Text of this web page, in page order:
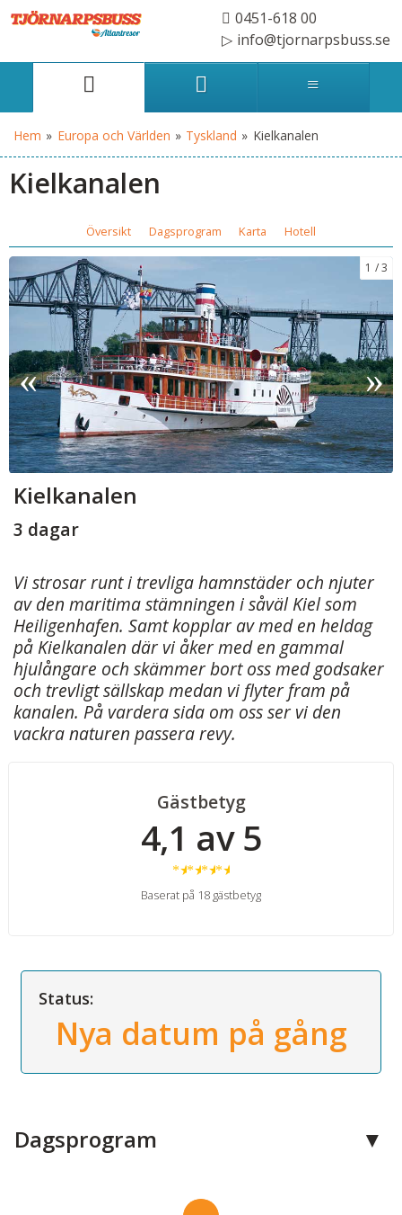
0451-618 00
info@tjornarpsbuss.se
Hem » Europa och Världen » Tyskland » Kielkanalen
Kielkanalen
Översikt Dagsprogram Karta Hotell
1 3
Kielkanalen
3 dagar
Vi strosar runt i trevliga hamnstäder och njuter
av den maritima stämningen i såväl Kiel som
Heiligenhafen. Samt kopplar av med en heldag
på Kielkanalen där vi åker med en gammal
hjulångare och skämmer bort oss med godsaker
och trevligt sällskap medan vi flyter fram på
kanalen. På vardera sida om oss ser vi den
vackra naturen passera revy.
Gästbetyg
4,1 av 5
★★★★
Baserat på 18 gästbetyg
Status:
Nya datum på gång
Dagsprogram